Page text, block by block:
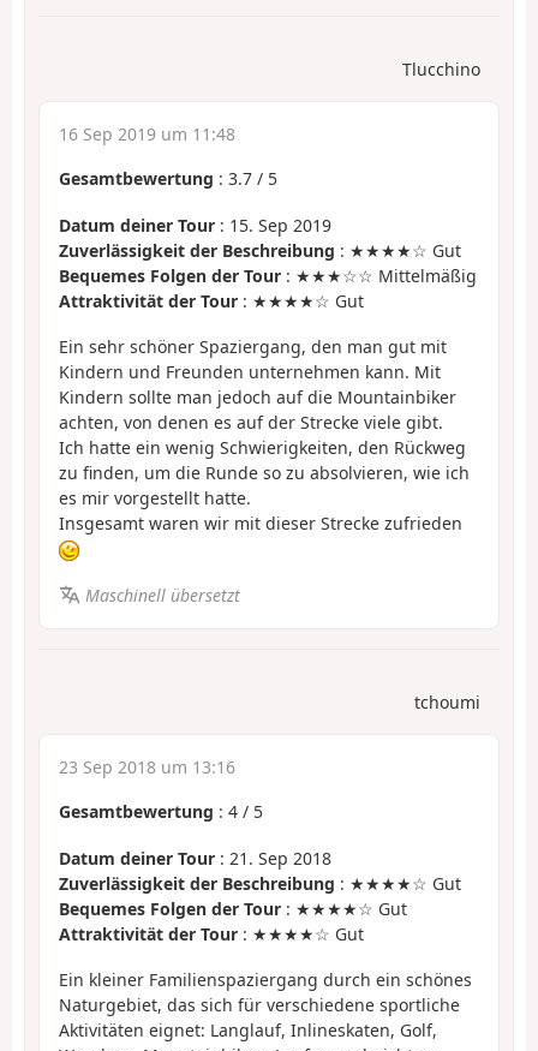
Tlucchino
16 Sep 2019 um 11:48
Gesamtbewertung : 3.7 / 5
Datum deiner Tour : 15. Sep 2019
Zuverlässigkeit der Beschreibung : ★★★★☆ Gut
Bequemes Folgen der Tour : ★★★☆☆ Mittelmäßig
Attraktivität der Tour : ★★★★☆ Gut
Ein sehr schöner Spaziergang, den man gut mit
Kindern und Freunden unternehmen kann. Mit
Kindern sollte man jedoch auf die Mountainbiker
achten, von denen es auf der Strecke viele gibt.
Ich hatte ein wenig Schwierigkeiten, den Rückweg
zu finden, um die Runde so zu absolvieren, wie ich
es mir vorgestellt hatte.
Insgesamt waren wir mit dieser Strecke zufrieden
Maschinell übersetzt
tchoumi
23 Sep 2018 um 13:16
Gesamtbewertung : 4 / 5
Datum deiner Tour : 21. Sep 2018
Zuverlässigkeit der Beschreibung : ★★★★☆ Gut
Bequemes Folgen der Tour : ★★★★☆ Gut
Attraktivität der Tour : ★★★★☆ Gut
Ein kleiner Familienspaziergang durch ein schönes
Naturgebiet, das sich für verschiedene sportliche
Aktivitäten eignet: Langlauf, Inlineskaten, Golf,